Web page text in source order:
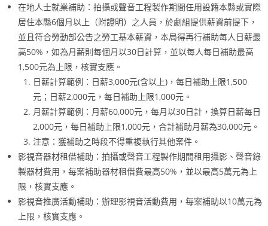
在地人士就業補助：拍攝或聲音工程製作期間任用設籍本縣或實際
居住本縣6個月以上（附證明）之人員，於劇組提供薪資前提下，
並且符合勞動部公告之勞工基本薪資，本局得再行補助每人日薪最
高50%，如為月薪則每個月以30日計算，並以每人每日補助最高
1,500元為上限，核實支應。
日薪計算範例：日薪3,000元(含以上)，每日補助上限1,500
元；日薪2,000元，每日補助上限1,000元。
月薪計算範例：月薪60,000元，每月以30日計，換算日薪每日
2,000元，每日補助上限1,000元，合計補助月薪為30,000元。
注意：獲補助之時段不得重複執行其他案件。
影視音器材租借補助：拍攝或聲音工程製作期間租用攝影、聲音錄
製器材費用，每案補助器材租借費最高50%，並以最高5萬元為上
限，核實支應。
影視音推廣活動補助：辦理影視音活動費用，每案補助以10萬元為
上限，核實支應。